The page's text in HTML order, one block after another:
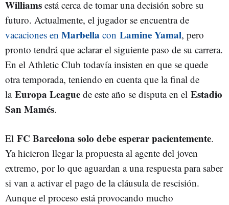
Williams está cerca de tomar una decisión sobre su
futuro. Actualmente, el jugador se encuentra de
vacaciones en Marbella con Lamine Yamal, pero
pronto tendrá que aclarar el siguiente paso de su carrera.
En el Athletic Club todavía insisten en que se quede
otra temporada, teniendo en cuenta que la final de
la Europa League de este año se disputa en el Estadio
San Mamés.
El FC Barcelona solo debe esperar pacientemente.
Ya hicieron llegar la propuesta al agente del joven
extremo, por lo que aguardan a una respuesta para saber
si van a activar el pago de la cláusula de rescisión.
Aunque el proceso está provocando mucho